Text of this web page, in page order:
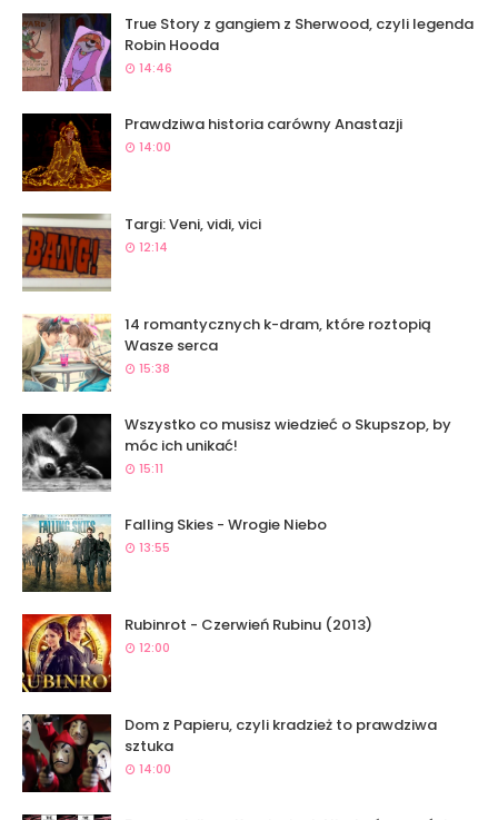
True Story z gangiem z Sherwood, czyli legenda
Robin Hooda
14:46
Prawdziwa historia carówny Anastazji
14:00
Targi: Veni, vidi, vici
12:14
14 romantycznych k-dram, które roztopią
Wasze serca
15:38
Wszystko co musisz wiedzieć o Skupszop, by
móc ich unikać!
15:11
Falling Skies - Wrogie Niebo
13:55
Rubinrot - Czerwień Rubinu (2013)
12:00
Dom z Papieru, czyli kradzież to prawdziwa
sztuka
14:00